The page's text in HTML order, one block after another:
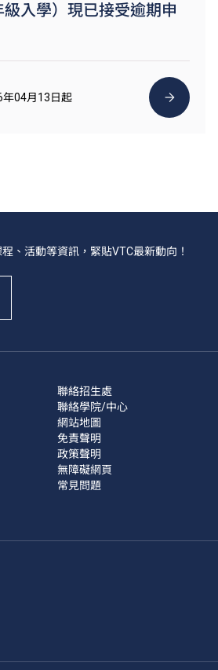
級入學）現已接受逾期申
年04月13日起
、活動等資訊，緊貼VTC最新動向！
聯絡招生處
聯絡學院/中心
網站地圖
免責聲明
政策聲明
無障礙網頁
常見問題